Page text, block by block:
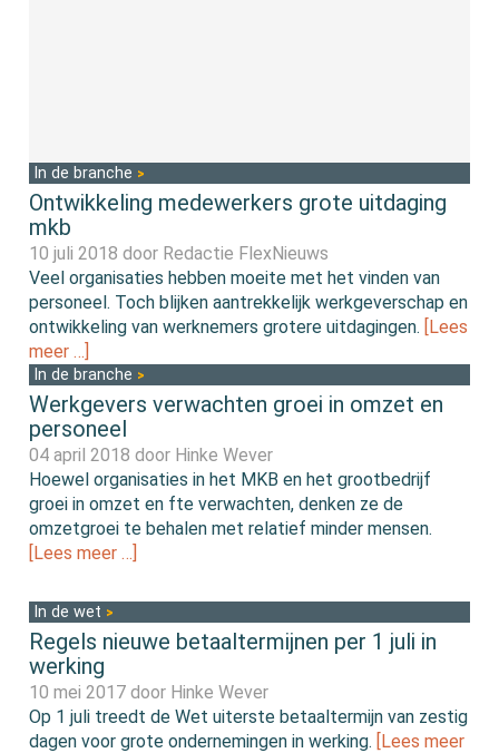
In de branche
Ontwikkeling medewerkers grote uitdaging
mkb
10 juli 2018 door Redactie FlexNieuws
Veel organisaties hebben moeite met het vinden van
personeel. Toch blijken aantrekkelijk werkgeverschap en
ontwikkeling van werknemers grotere uitdagingen. [Lees
meer …]
In de branche
Werkgevers verwachten groei in omzet en
personeel
04 april 2018 door Hinke Wever
Hoewel organisaties in het MKB en het grootbedrijf
groei in omzet en fte verwachten, denken ze de
omzetgroei te behalen met relatief minder mensen.
[Lees meer …]
In de wet
Regels nieuwe betaaltermijnen per 1 juli in
werking
10 mei 2017 door Hinke Wever
Op 1 juli treedt de Wet uiterste betaaltermijn van zestig
dagen voor grote ondernemingen in werking. [Lees meer